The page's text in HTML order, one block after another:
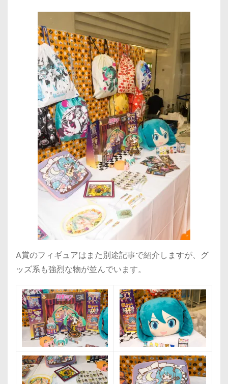
A賞のフィギュアはまた別途記事で紹介しますが、グ
ッズ系も強烈な物が並んでいます。